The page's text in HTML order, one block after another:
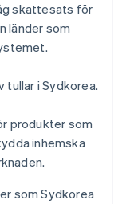
skattesats för
länder som
i Sydkorea.
produkter som
inhemska
som Sydkorea